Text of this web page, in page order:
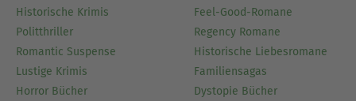
Historische Krimis
Politthriller
Romantic Suspense
Lustige Krimis
Horror Bücher
Feel-Good-Romane
Regency Romane
Historische Liebesromane
Familiensagas
Dystopie Bücher